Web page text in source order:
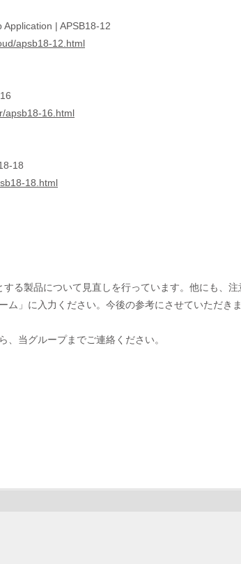
| APSB18-12
apsb18-12.html
apsb18-16.html
18
18.html
る製品について見直しを行っています。他にも、
」に入力ください。今後の参考にさせていただきま
当グループまでご連絡ください。